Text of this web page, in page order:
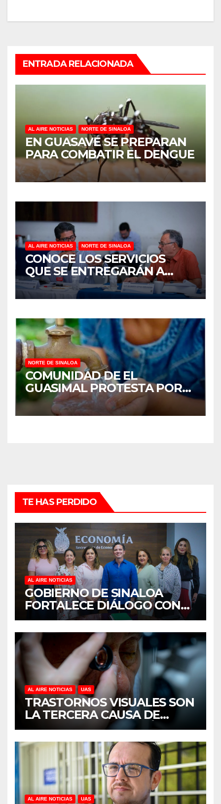
ENTRADA RELACIONADA
AL AIRE NOTICIAS NORTE DE SINALOA
EN GUASAVE SE PREPARAN
PARA COMBATIR EL DENGUE
AL AIRE NOTICIAS NORTE DE SINALOA
CONOCE LOS SERVICIOS
QUE SE ENTREGARÁN A
JUAN JOSÉ RÍOS
NORTE DE SINALOA
COMUNIDAD DE EL
GUASIMAL PROTESTA POR
FALTA DE AGUA POTABLE EN
MOCORITO
TE HAS PERDIDO
AL AIRE NOTICIAS
GOBIERNO DE SINALOA
FORTALECE DIÁLOGO CON
MUJERES EMPRESARIAS DE
CULIACÁN
AL AIRE NOTICIAS UAS
TRASTORNOS VISUALES SON
LA TERCERA CAUSA DE
DISCAPACIDAD EN MÉXICO,
REVELA ESTUDIO DEL
CIDOCS DE LA UAS
AL AIRE NOTICIAS UAS